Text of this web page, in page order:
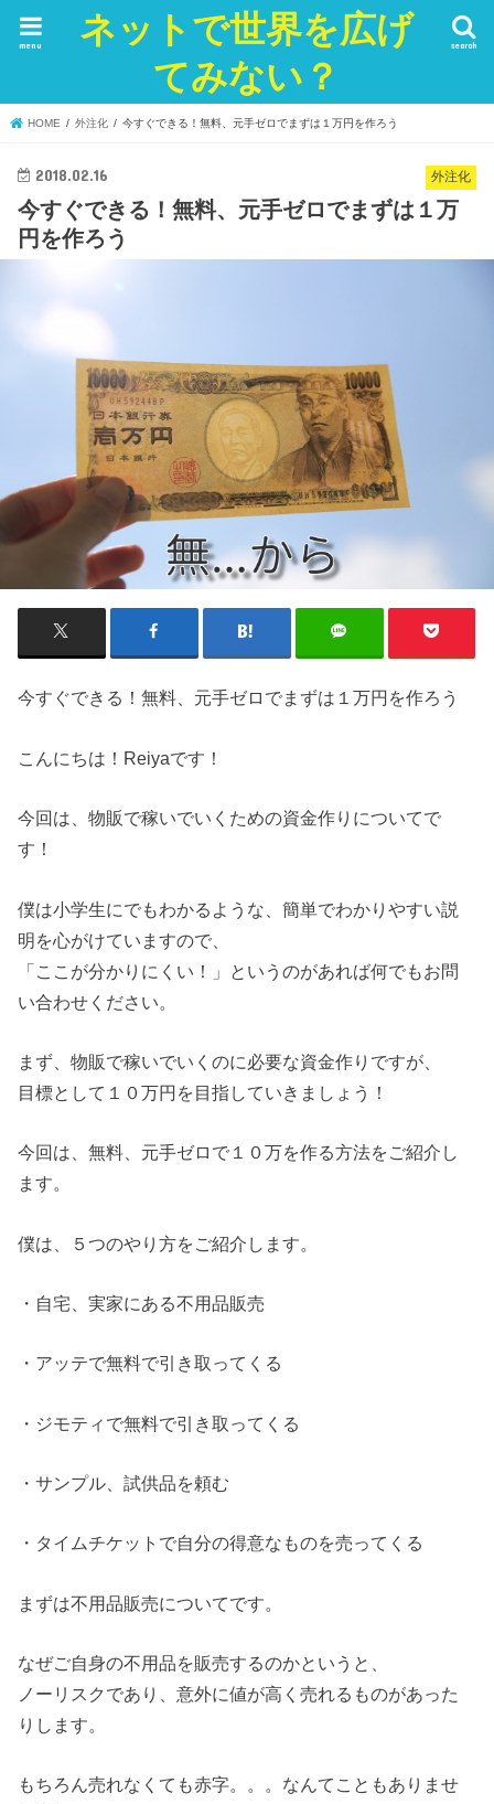
ネットで世界を広げ
てみない？
search
menu
HOME 外注化 今すぐできる！無料、元手ゼロでまずは１万円を作ろう
外注化
2018.02.16
今すぐできる！無料、元手ゼロでまずは１万
円を作ろう
今すぐできる！無料、元手ゼロでまずは１万円を作ろう
こんにちは！Reiyaです！
今回は、物販で稼いでいくための資金作りについてで
す！
僕は小学生にでもわかるような、簡単でわかりやすい説
明を心がけていますので、
「ここが分かりにくい！」というのがあれば何でもお問
い合わせください。
まず、物販で稼いでいくのに必要な資金作りですが、
目標として１０万円を目指していきましょう！
今回は、無料、元手ゼロで１０万を作る方法をご紹介し
ます。
僕は、５つのやり方をご紹介します。
・自宅、実家にある不用品販売
・アッテで無料で引き取ってくる
・ジモティで無料で引き取ってくる
・サンプル、試供品を頼む
・タイムチケットで自分の得意なものを売ってくる
まずは不用品販売についてです。
なぜご自身の不用品を販売するのかというと、
ノーリスクであり、意外に値が高く売れるものがあった
りします。
もちろん売れなくても赤字。。。なんてこともありませ